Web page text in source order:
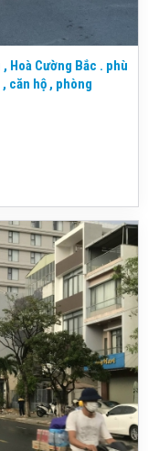
Hoà Cường Bắc . phù
căn hộ , phòng